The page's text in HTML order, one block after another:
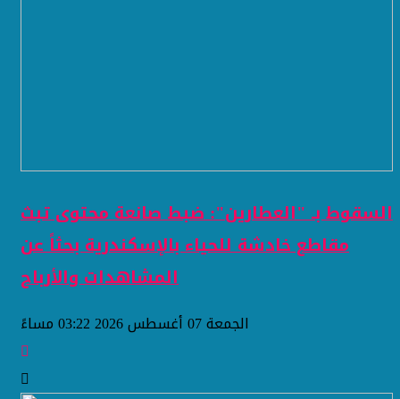
السقوط بـ "العطارين": ضبط صانعة محتوى تبث
مقاطع خادشة للحياء بالإسكندرية بحثاً عن
المشاهدات والأرباح
الجمعة 07 أغسطس 2026 03:22 مساءً